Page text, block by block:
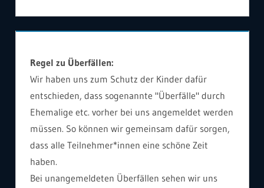
Regel zu Überfällen:
Wir haben uns zum Schutz der Kinder dafür
entschieden, dass sogenannte "Überfälle" durch
Ehemalige etc. vorher bei uns angemeldet werden
müssen. So können wir gemeinsam dafür sorgen,
dass alle Teilnehmer*innen eine schöne Zeit
haben.
Bei unangemeldeten Überfällen sehen wir uns